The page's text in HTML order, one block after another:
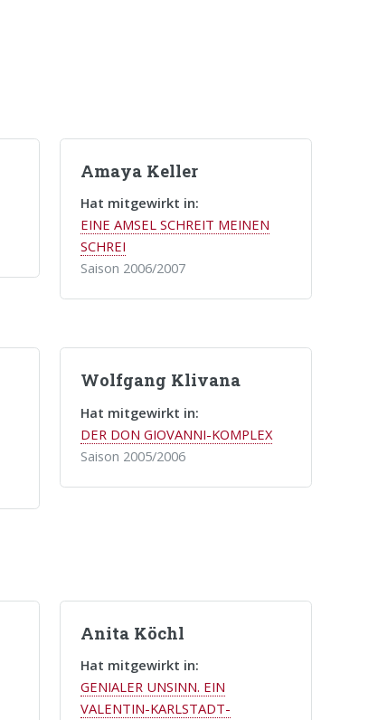
Amaya Keller
Hat mitgewirkt in:
EINE AMSEL SCHREIT MEINEN
SCHREI
Saison 2006/2007
Wolfgang Klivana
Hat mitgewirkt in:
DER DON GIOVANNI-KOMPLEX
Saison 2005/2006
Anita Köchl
Hat mitgewirkt in:
GENIALER UNSINN. EIN
VALENTIN-KARLSTADT-